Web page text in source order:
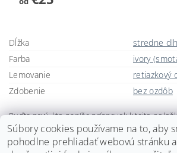
Dĺžka
stredne
Farba
ivory
Lemovanie
retiazkový
Zdobenie
bez ozdôb
Buďte prvý, kto napíše príspevok k tejto
Pridať komentár
Súbory cookies používame na to, aby
pohodlne prehliadať webovú stránku